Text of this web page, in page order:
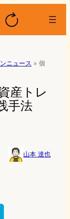
ニュース » 個
産トレ
手法
山本 達也